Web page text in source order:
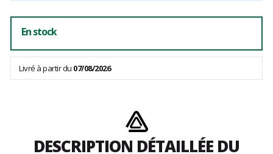
En stock
Livré à partir du 07/08/2026
DESCRIPTION DÉTAILLÉE DU